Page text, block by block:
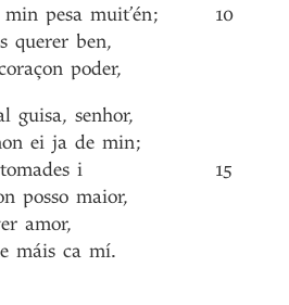
min pesa muit’én;
querer ben,
poder,
guisa, senhor,
ei ja de min;
tomades i
posso maior,
amor,
máis ca mí.
10
15